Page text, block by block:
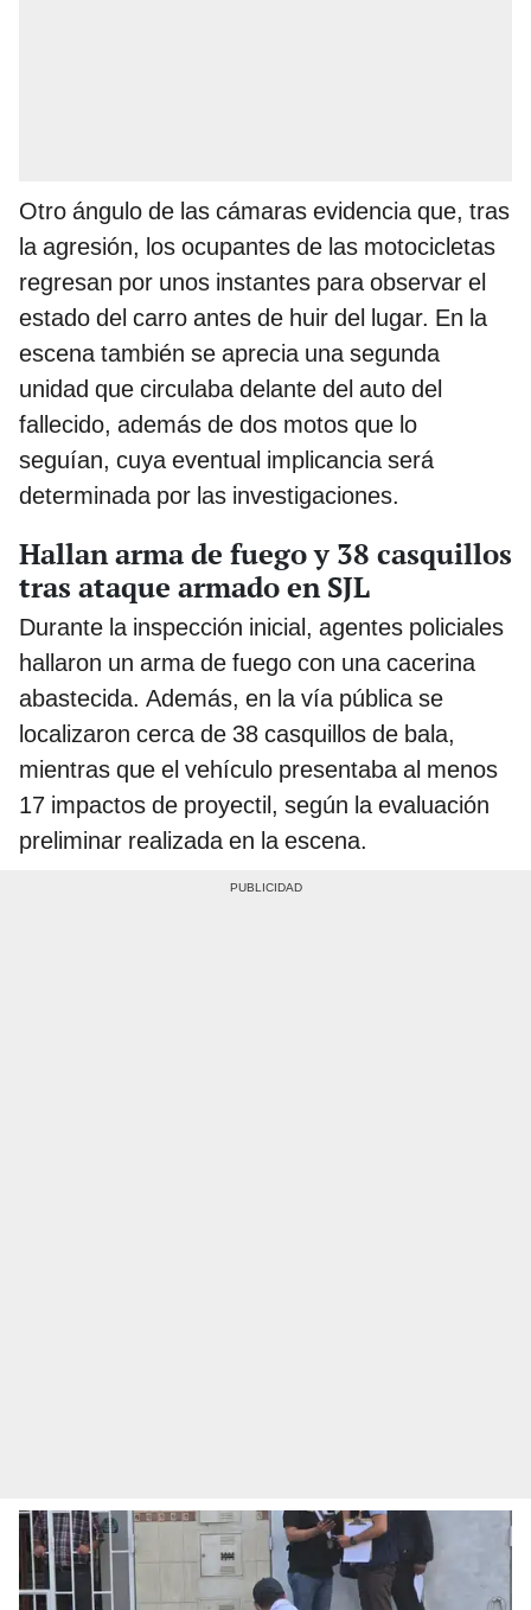
Otro ángulo de las cámaras evidencia que, tras
la agresión, los ocupantes de las motocicletas
regresan por unos instantes para observar el
estado del carro antes de huir del lugar. En la
escena también se aprecia una segunda
unidad que circulaba delante del auto del
fallecido, además de dos motos que lo
seguían, cuya eventual implicancia será
determinada por las investigaciones.
Hallan arma de fuego y 38 casquillos
tras ataque armado en SJL
Durante la inspección inicial, agentes policiales
hallaron un arma de fuego con una cacerina
abastecida. Además, en la vía pública se
localizaron cerca de 38 casquillos de bala,
mientras que el vehículo presentaba al menos
17 impactos de proyectil, según la evaluación
preliminar realizada en la escena.